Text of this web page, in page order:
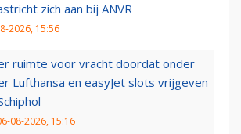
zich aan bij ANVR
2026, 15:56
ruimte voor vracht doordat onder
Lufthansa en easyJet slots vrijgeven
08-2026, 15:16